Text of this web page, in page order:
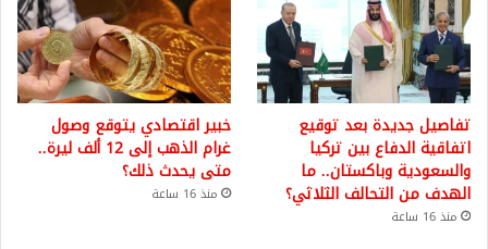
تفاصيل جديدة بعد توقيع
اتفاقية الدفاع بين تركيا
والسعودية وباكستان.. ما
الهدف من التحالف الثلاثي؟
منذ 16 ساعة
خبير اقتصادي يتوقع وصول
غرام الذهب إلى 12 ألف ليرة..
متى يحدث ذلك؟
منذ 16 ساعة